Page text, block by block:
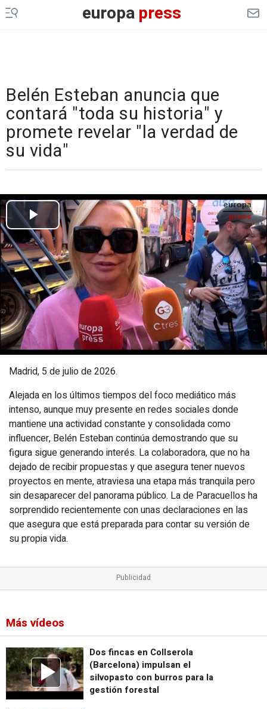
europapress
Belén Esteban anuncia que
contará "toda su historia" y
promete revelar "la verdad de
su vida"
Madrid, 5 de julio de 2026.
Alejada en los últimos tiempos del foco mediático más
intenso, aunque muy presente en redes sociales donde
mantiene una actividad constante y consolidada como
influencer, Belén Esteban continúa demostrando que su
figura sigue generando interés. La colaboradora, que no ha
dejado de recibir propuestas y que asegura tener nuevos
proyectos en mente, atraviesa una etapa más tranquila pero
sin desaparecer del panorama público. La de Paracuellos ha
sorprendido recientemente con unas declaraciones en las
que asegura que está preparada para contar su versión de
su propia vida.
Más vídeos
Dos fincas en Collserola
(Barcelona) impulsan el
silvopasto con burros para la
gestión forestal